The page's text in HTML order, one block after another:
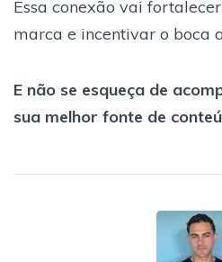
Essa conexão vai
marca e incentivar o boca
E não se esqueça de
sua melhor fonte de